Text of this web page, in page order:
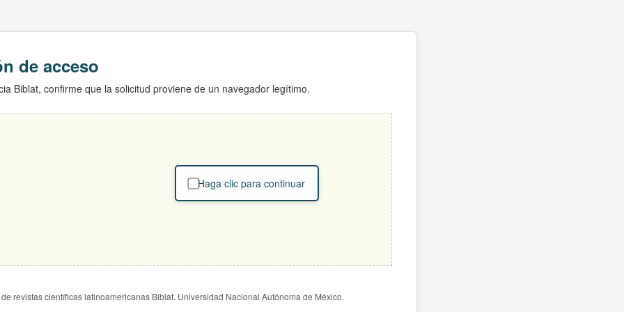
de acceso
Biblat, confirme que la solicitud proviene de un navegador legítimo.
Haga clic para continuar
revistas científicas latinoamericanas Biblat. Universidad Nacional Autónoma de México.